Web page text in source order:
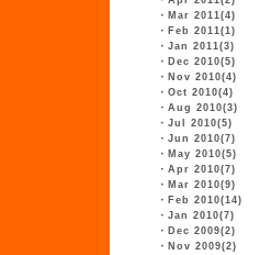
・ Mar 2011(4)
・ Feb 2011(1)
・ Jan 2011(3)
・ Dec 2010(5)
・ Nov 2010(4)
・ Oct 2010(4)
・ Aug 2010(3)
・ Jul 2010(5)
・ Jun 2010(7)
・ May 2010(5)
・ Apr 2010(7)
・ Mar 2010(9)
・ Feb 2010(14)
・ Jan 2010(7)
・ Dec 2009(2)
・ Nov 2009(2)